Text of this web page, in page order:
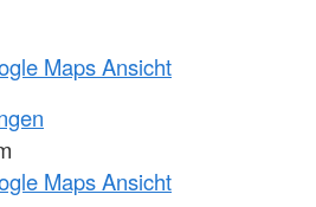
Maps Ansicht
Maps Ansicht